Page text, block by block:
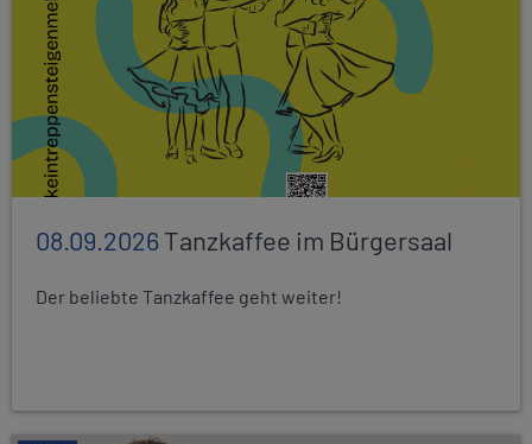
08.09.2026Tanzkaffee im Bürgersaal
Der beliebte Tanzkaffee geht weiter!